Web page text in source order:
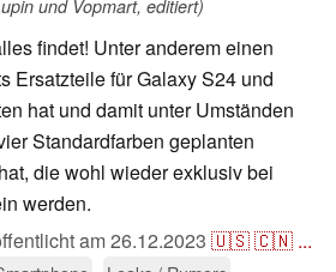
und Vopmart, editiert)
findet! Unter anderem einen
Ersatzteile für Galaxy S24 und
hat und damit unter Umständen
Standardfarben geplanten
die wohl wieder exklusiv bei
werden.
am26.12.2023 🇺🇸🇨🇳 ...